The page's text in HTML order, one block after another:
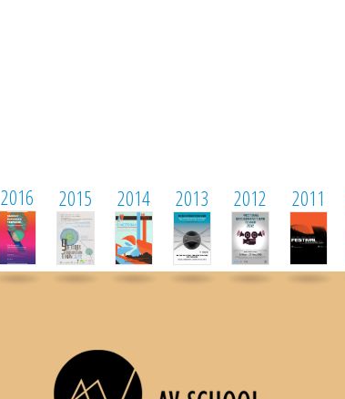
2016 2015 2014 2013 2012 2011